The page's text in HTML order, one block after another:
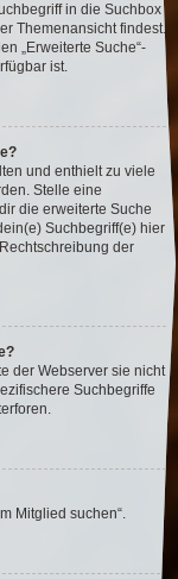
in die Suchbox
Themenansicht findest.
„Erweiterte Suche“-
ist.
und enthielt zu viele
Stelle eine
die erweiterte Suche
Suchbegriff(e) hier
der
der Webserver sie nicht
Suchbegriffe
Mitglied suchen“.